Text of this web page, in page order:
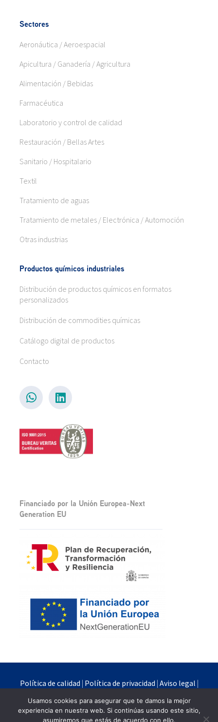
Sectores
Aeronáutica / Aeroespacial
Apicultura / Ganadería / Agricultura
Alimentación / Bebidas
Farmacéutica
Laboratorio y control de calidad
Restauración / Bellas Artes
Sanitario / Hospitalario
Textil
Tratamiento de aguas
Tratamiento de metales / Electrónica / Automoción
Otras industrias
Productos químicos industriales
Distribución de productos químicos en formatos
personalizados
Distribución de commodities químicas
Catálogo digital de productos
Contacto
Financiado por la Unión Europea-Next
Generation EU
Quimipur S.L.U. © 2024
Política de calidad | Política de privacidad | Aviso legal |
Usamos cookies para asegurar que te damos la mejor
experiencia en nuestra web. Si continúas usando este sitio,
asumiremos que estás de acuerdo con ello.